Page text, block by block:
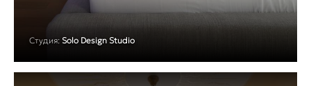
Студия: Solo Design Studio